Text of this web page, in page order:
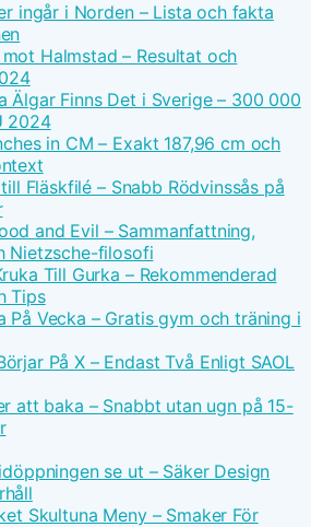
ingår i Norden – Lista och fakta
Halmstad – Resultat och
Älgar Finns Det i Sverige – 300 000
2024
in CM – Exakt 187,96 cm och
Fläskfilé – Snabb Rödvinssås på
and Evil – Sammanfattning,
Nietzsche-filosofi
Till Gurka – Rekommenderad
Tips
På Vecka – Gratis gym och träning i
På X – Endast Två Enligt SAOL
att baka – Snabbt utan ugn på 15-
se ut – Säker Design
Skultuna Meny – Smaker För